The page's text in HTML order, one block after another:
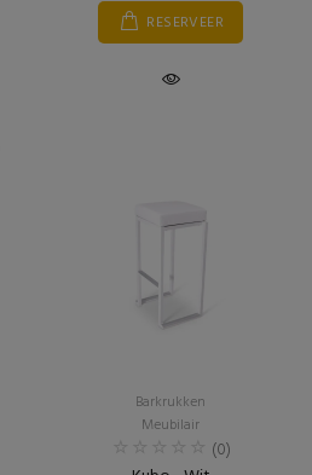
RESERVEER
Barkrukken
Meubilair
(0)